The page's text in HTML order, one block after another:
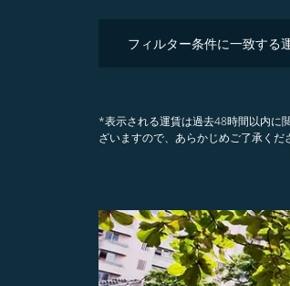
フィルター条件に一致する
*表示される運賃は過去48時間以内に
ざいますので、あらかじめご了承くだ